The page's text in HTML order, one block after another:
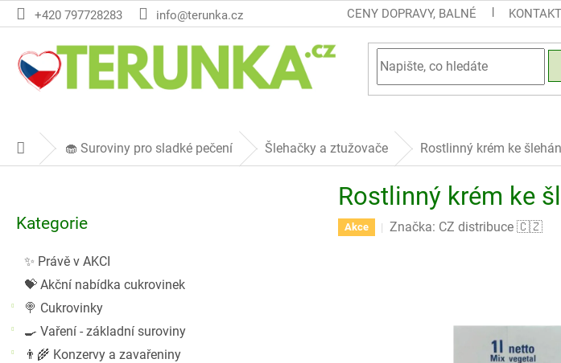
Přejít
na
+420 797728283 info@terunka.cz CENY DOPRAVY, BALNÉ
Domů 🧁 Suroviny pro sladké pečení Šlehačky a ztužovače Rostlinný krém ke
kategorie
Kategorie
✨ Právě v AKCI
💝 Akční nabídka cukrovinek
🍭 Cukrovinky
🍳 Vaření - základní suroviny
👨‍🌾 Konzervy a zavařeniny
Rostlinný krém ke
Akce Značka: CZ distribuce 🇨🇿